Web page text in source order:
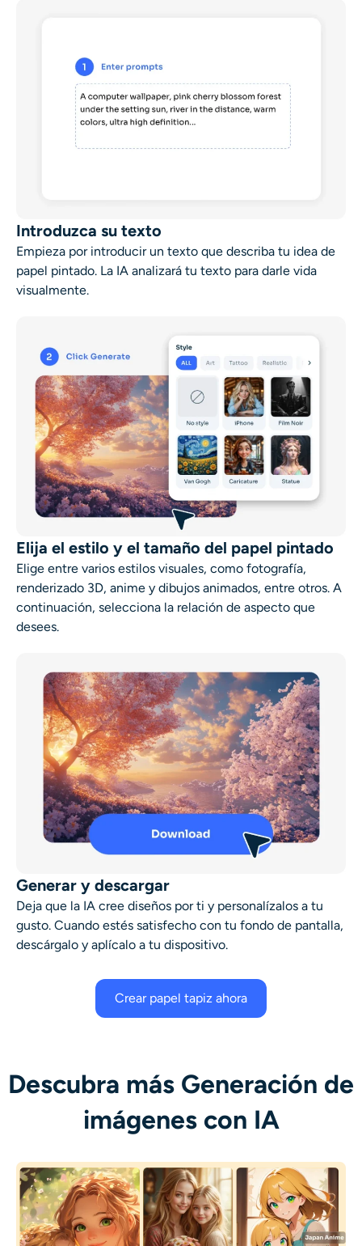
Introduzca su texto
Empieza por introducir un texto que describa tu idea de
papel pintado. La IA analizará tu texto para darle vida
visualmente.
Elija el estilo y el tamaño del papel pintado
Elige entre varios estilos visuales, como fotografía,
renderizado 3D, anime y dibujos animados, entre otros. A
continuación, selecciona la relación de aspecto que
desees.
Generar y descargar
Deja que la IA cree diseños por ti y personalízalos a tu
gusto. Cuando estés satisfecho con tu fondo de pantalla,
descárgalo y aplícalo a tu dispositivo.
Crear papel tapiz ahora
Descubra más Generación de
imágenes con IA